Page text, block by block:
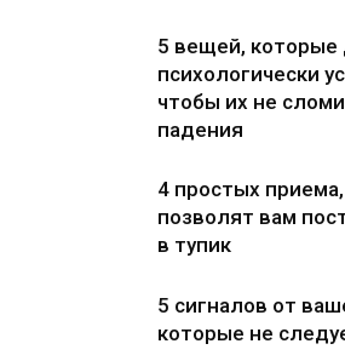
5 вещей,
психологически
чтобы их не
падения
4 простых
позволят вам
в тупик
5 сигналов от
которые не